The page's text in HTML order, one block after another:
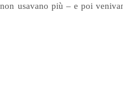
usavano più – e poi